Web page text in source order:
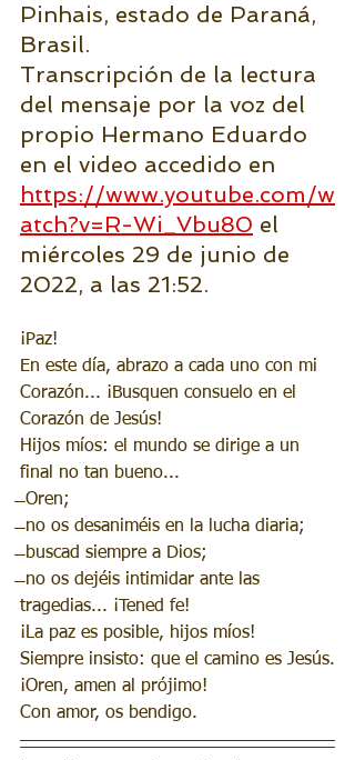
Pinhais, estado de Paraná,
Brasil.
Transcripción de la lectura
del mensaje por la voz del
propio Hermano Eduardo
en el video accedido en
https://www.youtube.com/w
atch?v=R-Wi_Vbu80 el
miércoles 29 de junio de
2022, a las 21:52.
¡Paz!
En este día, abrazo a cada uno con mi
Corazón... ¡Busquen consuelo en el
Corazón de Jesús!
Hijos míos: el mundo se dirige a un
final no tan bueno...
̶̶ Oren;
̶̶ no os desaniméis en la lucha diaria;
̶̶ buscad siempre a Dios;
̶̶ no os dejéis intimidar ante las
tragedias... ¡Tened fe!
¡La paz es posible, hijos míos!
Siempre insisto: que el camino es Jesús.
¡Oren, amen al prójimo!
Con amor, os bendigo.